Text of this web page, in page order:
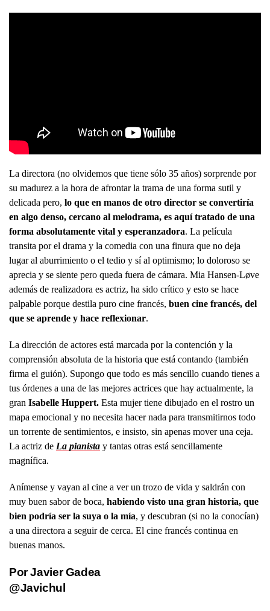
La directora (no olvidemos que tiene sólo 35 años) sorprende por
su madurez a la hora de afrontar la trama de una forma sutil y
delicada pero, lo que en manos de otro director se convertiría
en algo denso, cercano al melodrama, es aquí tratado de una
forma absolutamente vital y esperanzadora. La película
transita por el drama y la comedia con una finura que no deja
lugar al aburrimiento o el tedio y sí al optimismo; lo doloroso se
aprecia y se siente pero queda fuera de cámara. Mia Hansen-Løve
además de realizadora es actriz, ha sido crítico y esto se hace
palpable porque destila puro cine francés, buen cine francés, del
que se aprende y hace reflexionar.
La dirección de actores está marcada por la contención y la
comprensión absoluta de la historia que está contando (también
firma el guión). Supongo que todo es más sencillo cuando tienes a
tus órdenes a una de las mejores actrices que hay actualmente, la
gran Isabelle Huppert. Esta mujer tiene dibujado en el rostro un
mapa emocional y no necesita hacer nada para transmitirnos todo
un torrente de sentimientos, e insisto, sin apenas mover una ceja.
La actriz de La pianista y tantas otras está sencillamente
magnífica.
Anímense y vayan al cine a ver un trozo de vida y saldrán con
muy buen sabor de boca, habiendo visto una gran historia, que
bien podría ser la suya o la mía, y descubran (si no la conocían)
a una directora a seguir de cerca. El cine francés continua en
buenas manos.
Por Javier Gadea
@Javichul